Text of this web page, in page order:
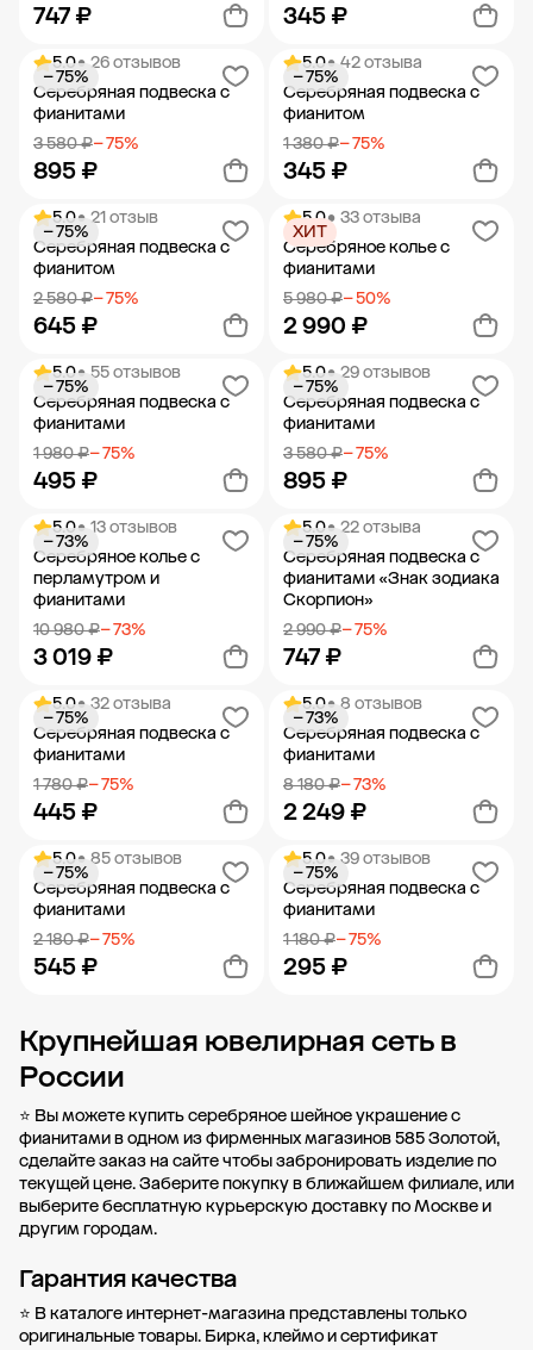
747 ₽
Добавить в корзину
345 ₽
Добавить в корзину
5.0• 26 отзывов
Серебряная подвеска с
фианитами
3 580 ₽− 75%
895 ₽
− 75%
Добавить в корзину
5.0• 42 отзыва
Серебряная подвеска с
фианитом
1 380 ₽− 75%
345 ₽
− 75%
Добавить в корзину
5.0• 21 отзыв
Серебряная подвеска с
фианитом
2 580 ₽− 75%
645 ₽
− 75%
Добавить в корзину
5.0• 33 отзыва
Серебряное колье с
фианитами
5 980 ₽− 50%
2 990 ₽
ХИТ
Добавить в корзину
5.0• 55 отзывов
Серебряная подвеска с
фианитами
1 980 ₽− 75%
495 ₽
− 75%
Добавить в корзину
5.0• 29 отзывов
Серебряная подвеска с
фианитами
3 580 ₽− 75%
895 ₽
− 75%
Добавить в корзину
5.0• 13 отзывов
Серебряное колье с
перламутром и
фианитами
10 980 ₽− 73%
3 019 ₽
− 73%
Добавить в корзину
5.0• 22 отзыва
Серебряная подвеска с
фианитами «Знак зодиака
Скорпион»
2 990 ₽− 75%
747 ₽
− 75%
Добавить в корзину
5.0• 32 отзыва
Серебряная подвеска с
фианитами
1 780 ₽− 75%
445 ₽
− 75%
Добавить в корзину
5.0• 8 отзывов
Серебряная подвеска с
фианитами
8 180 ₽− 73%
2 249 ₽
− 73%
Добавить в корзину
5.0• 85 отзывов
Серебряная подвеска с
фианитами
2 180 ₽− 75%
545 ₽
− 75%
Добавить в корзину
5.0• 39 отзывов
Серебряная подвеска с
фианитами
1 180 ₽− 75%
295 ₽
− 75%
Добавить в корзину
Крупнейшая ювелирная сеть в
России
⭐ Вы можете купить серебряное шейное украшение с
фианитами в одном из фирменных магазинов 585 Золотой,
сделайте заказ на сайте чтобы забронировать изделие по
текущей цене. Заберите покупку вближайшем филиале, или
выберите бесплатную курьерскую доставку по Москве и
другим городам.
Гарантия качества
⭐ В каталоге интернет-магазина представлены только
оригинальные товары. Бирка, клеймо и сертификат